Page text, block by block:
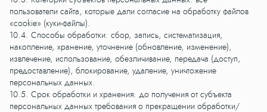
пользователи сайта, которые дали согласие на обработку файлов
«cookie» (куки-файлы).
10.4. Способы обработки: сбор, запись, систематизация,
накопление, хранение, уточнение (обновление, изменение),
извлечение, использование, обезличивание, передача (доступ,
предоставление), блокирование, удаление, уничтожение
персональных данных.
10.5. Срок обработки и хранения: до получения от субъекта
персональных данных требования о прекращении обработки/